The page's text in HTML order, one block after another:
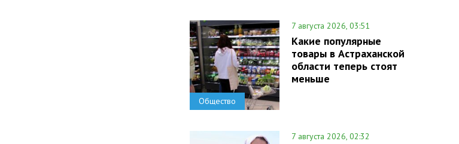
Общество
7 августа 2026, 03:51
Какие популярные
товары в Астраханской
области теперь стоят
меньше
7 августа 2026, 02:32